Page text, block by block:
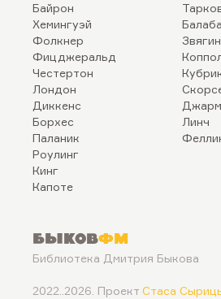
Байрон
Хемингуэй
Фолкнер
Фицджеральд
Честертон
Лондон
Диккенс
Борхес
Паланик
Роулинг
Кинг
Капоте
Линч
БыковФМ
Библиотека Дмитрия Быкова
2022..2026. Проект Стаса